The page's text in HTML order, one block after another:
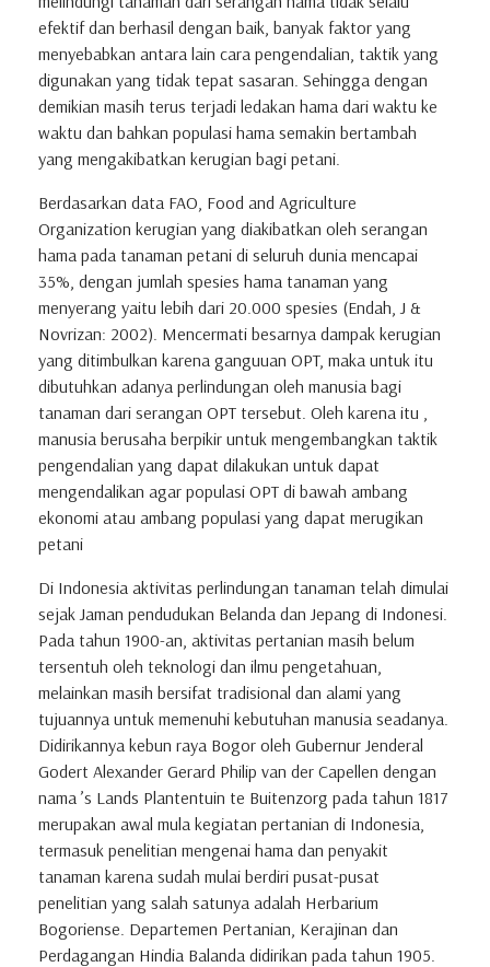
efektif dan berhasil dengan baik, banyak faktor yang
menyebabkan antara lain cara pengendalian, taktik yang
digunakan yang tidak tepat sasaran. Sehingga dengan
demikian masih terus terjadi ledakan hama dari waktu ke
waktu dan bahkan populasi hama semakin bertambah
yang mengakibatkan kerugian bagi petani.
Berdasarkan data FAO, Food and Agriculture
Organization kerugian yang diakibatkan oleh serangan
hama pada tanaman petani di seluruh dunia mencapai
35%, dengan jumlah spesies hama tanaman yang
menyerang yaitu lebih dari 20.000 spesies (Endah, J &
Novrizan: 2002). Mencermati besarnya dampak kerugian
yang ditimbulkan karena ganguuan OPT, maka untuk itu
dibutuhkan adanya perlindungan oleh manusia bagi
tanaman dari serangan OPT tersebut. Oleh karena itu ,
manusia berusaha berpikir untuk mengembangkan taktik
pengendalian yang dapat dilakukan untuk dapat
mengendalikan agar populasi OPT di bawah ambang
ekonomi atau ambang populasi yang dapat merugikan
petani
Di Indonesia aktivitas perlindungan tanaman telah dimulai
sejak Jaman pendudukan Belanda dan Jepang di Indonesi.
Pada tahun 1900-an, aktivitas pertanian masih belum
tersentuh oleh teknologi dan ilmu pengetahuan,
melainkan masih bersifat tradisional dan alami yang
tujuannya untuk memenuhi kebutuhan manusia seadanya.
Didirikannya kebun raya Bogor oleh Gubernur Jenderal
Godert Alexander Gerard Philip van der Capellen dengan
nama ’s Lands Plantentuin te Buitenzorg pada tahun 1817
merupakan awal mula kegiatan pertanian di Indonesia,
termasuk penelitian mengenai hama dan penyakit
tanaman karena sudah mulai berdiri pusat-pusat
penelitian yang salah satunya adalah Herbarium
Bogoriense. Departemen Pertanian, Kerajinan dan
Perdagangan Hindia Balanda didirikan pada tahun 1905.